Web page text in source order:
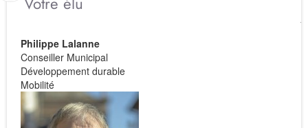
Philippe Lalanne
Conseiller Municipal
Développement durable
Mobilité